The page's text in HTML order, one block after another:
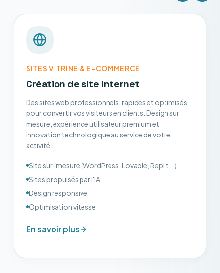
SITES VITRINE & E-COMMERCE
Création de site internet
Des sites web professionnels, rapides et optimisés
pour convertir vos visiteurs en clients. Design sur
mesure, expérience utilisateur premium et
innovation technologique au service de votre
activité.
Site sur-mesure (WordPress, Lovable, Replit...)
Sites propulsés par l'IA
Design responsive
Optimisation vitesse
En savoir plus